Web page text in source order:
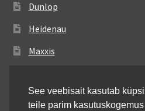
Dunlop
Heidenau
Maxxis
Michelin
See veebisait kasutab
teile parim